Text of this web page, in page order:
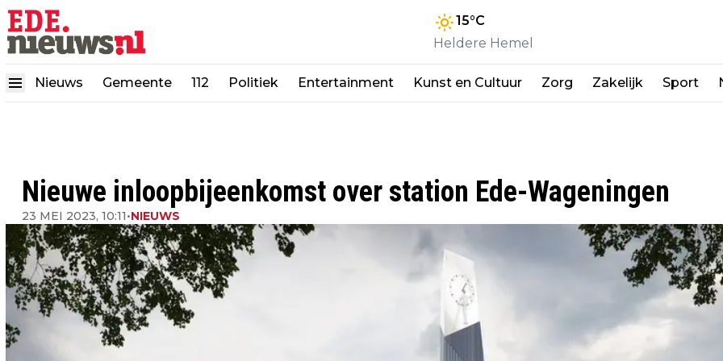
15°C
Heldere Hemel
Nieuws Gemeente 112 Politiek Entertainment Kunst en Cultuur Zorg Zakelijk Sport
Nieuwe inloopbijeenkomst over station Ede-Wageningen
23 MEI 2023, 10:11•NIEUWS